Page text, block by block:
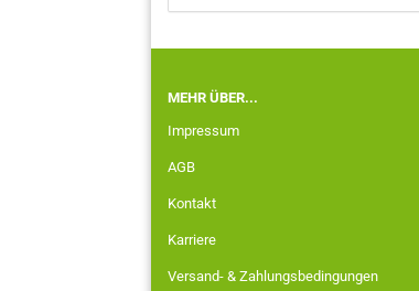
MEHR ÜBER...
Impressum
AGB
Kontakt
Karriere
Versand- & Zahlungsbedingungen